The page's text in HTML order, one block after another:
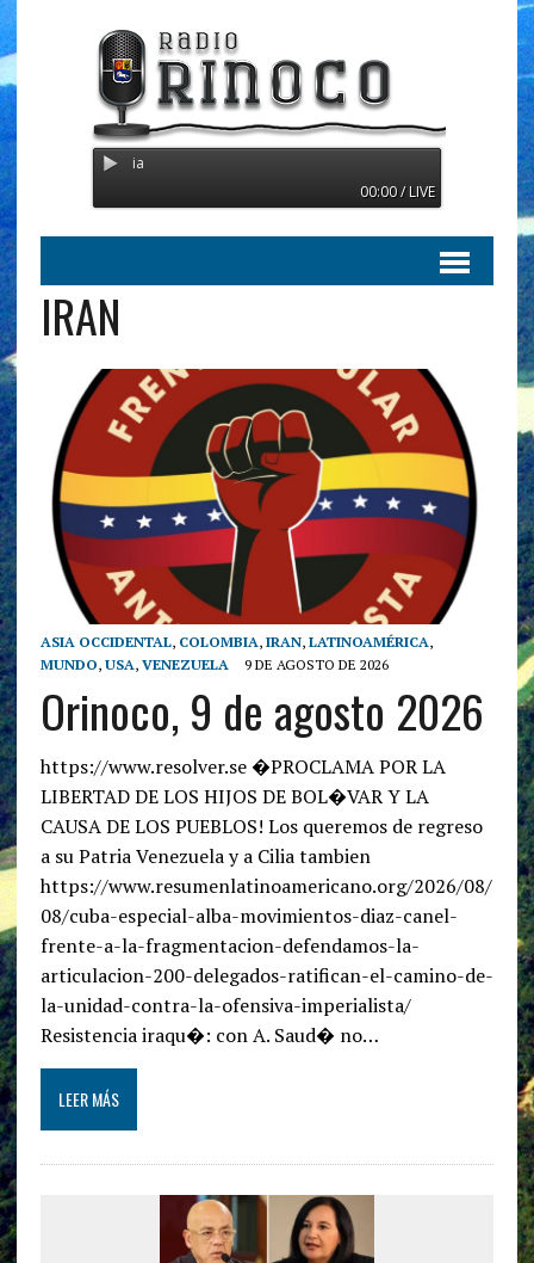
Radio Orinoco -
00:00 / LIVE
IRAN
ASIA OCCIDENTAL, COLOMBIA, IRAN, LATINOAMÉRICA,
MUNDO, USA, VENEZUELA 9 DE AGOSTO DE 2026
Orinoco, 9 de agosto 2026
https://www.resolver.se �PROCLAMA POR LA
LIBERTAD DE LOS HIJOS DE BOL�VAR Y LA
CAUSA DE LOS PUEBLOS! Los queremos de regreso
a su Patria Venezuela y a Cilia tambien
https://www.resumenlatinoamericano.org/2026/08/
08/cuba-especial-alba-movimientos-diaz-canel-
frente-a-la-fragmentacion-defendamos-la-
articulacion-200-delegados-ratifican-el-camino-de-
la-unidad-contra-la-ofensiva-imperialista/
Resistencia iraqu�: con A. Saud� no…
LEER MÁS